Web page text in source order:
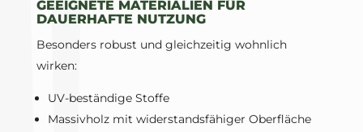
GEEIGNETE MATERIALIEN FÜR
DAUERHAFTE NUTZUNG
Besonders robust und gleichzeitig wohnlich
wirken:
UV-beständige Stoffe
Massivholz mit widerstandsfähiger Oberfläche